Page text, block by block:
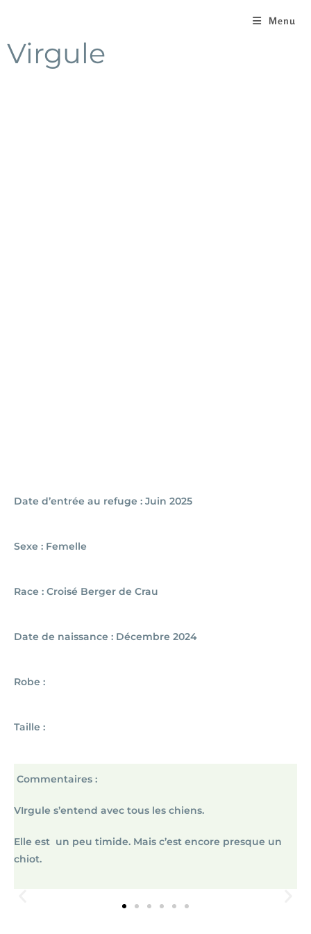
Menu
Virgule
Date d’entrée au refuge : Juin 2025
Sexe : Femelle
Race : Croisé Berger de Crau
Date de naissance : Décembre 2024
Robe :
Taille :
Commentaires :
VIrgule s’entend avec tous les chiens.
Elle est un peu timide. Mais c’est encore presque un
chiot.